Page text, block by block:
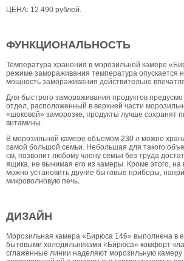
ЦЕНА: 12 490 рублей.
ФУНКЦИОНАЛЬНОСТЬ
Температура хранения в морозильной камере
режиме замораживания температура опускается
мощность замораживания действительно
Для быстрого замораживания продуктов
отдел, расположенный в верхней части
«шоковой» заморозке, продукты лучше сохранят
витамины.
В морозильной камере объемом 230 л можно
самой большой семьи. Небольшая для такого
см, позволит любому члену семьи без труда
ящика, не вынимая его из камеры. Кроме этого,
можно установить другие бытовые приборы,
микроволновую печь.
ДИЗАЙН
Морозильная камера «Бирюса 146» выполнена в
бытовыми холодильниками «Бирюса» комфорт-
сглаженные линии наделяют морозильную камеру